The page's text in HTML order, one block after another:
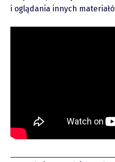
Twitter
i oglądania innych